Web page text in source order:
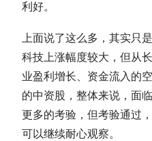
利好。
上面说了这么多，其实只
科技上涨幅度较大，但从
业盈利增长、资金流入的
的中资股，整体来说，面
更多的考验，但考验通过
可以继续耐心观察。